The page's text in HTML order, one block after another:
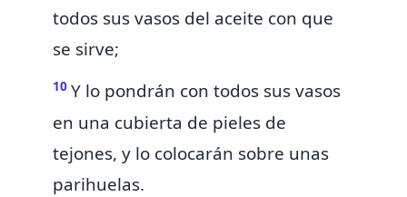
todos sus vasos del aceite con que
se sirve;
10 Y lo pondrán con todos sus vasos
en una cubierta de pieles de
tejones, y lo colocarán sobre unas
parihuelas.